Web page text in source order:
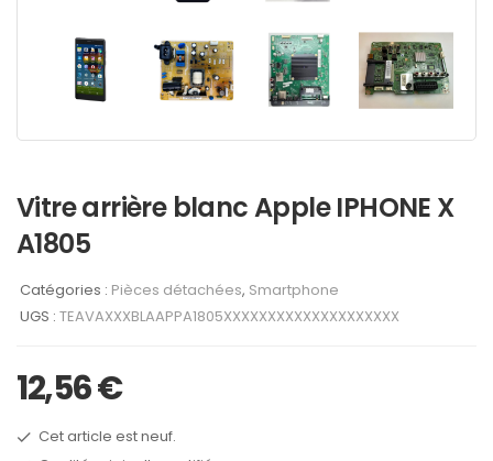
Vitre arrière blanc Apple IPHONE X
A1805
Catégories : Pièces détachées, Smartphone
UGS : TEAVAXXXBLAAPPA1805XXXXXXXXXXXXXXXXXXXX
12,56€
Cet article est neuf.